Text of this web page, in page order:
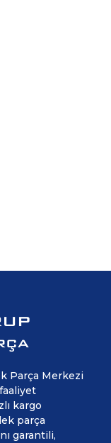
Parça Merkezi
kargo
parça
garantili,